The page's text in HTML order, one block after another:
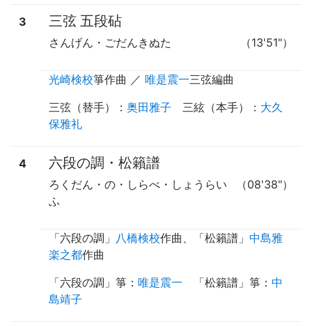
3 三弦 五段砧
（13'51"）
さんげん・ごだんきぬた
光崎検校箏作曲 ／ 唯是震一三弦編曲
三弦（替手）
： 奥田雅子 三絃（本手） ： 大久
保雅礼
4 六段の調・松籟譜
（08'38"）
ろくだん・の・しらべ・しょうらい
ふ
「六段の調 」 八橋検校作曲 、「松籟譜 」 中島雅
楽之都作曲
「六段の調」箏 ： 唯是震一 「松籟譜」箏 ： 中
島靖子